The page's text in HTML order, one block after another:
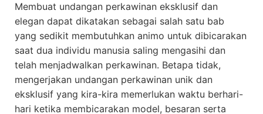
Membuat undangan perkawinan eksklusif dan
elegan dapat dikatakan sebagai salah satu bab
yang sedikit membutuhkan animo untuk dibicarakan
saat dua individu manusia saling mengasihi dan
telah menjadwalkan perkawinan. Betapa tidak,
mengerjakan undangan perkawinan unik dan
eksklusif yang kira-kira memerlukan waktu berhari-
hari ketika membicarakan model, besaran serta